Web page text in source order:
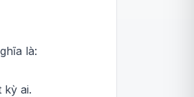
là:
kỳ ai.